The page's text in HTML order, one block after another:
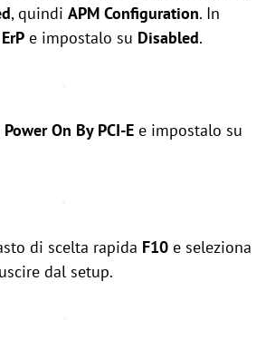
, quindi APM Configuration. In
ErP e impostalo su Disabled.
Power On By PCI-E e impostalo su
di scelta rapida F10 e seleziona
dal setup.